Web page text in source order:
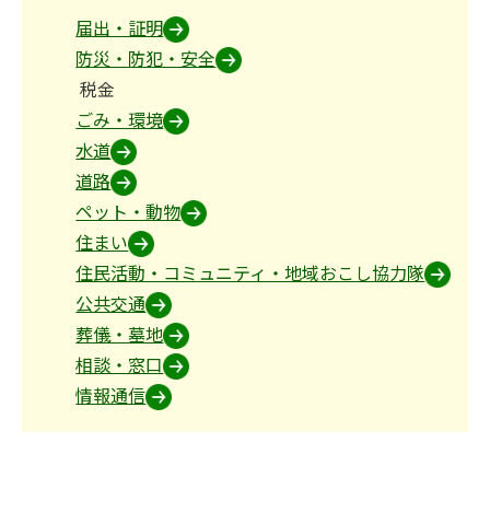
届出・証明
防災・防犯・安全
税金
ごみ・環境
水道
道路
ペット・動物
住まい
住民活動・コミュニティ・地域おこし協力隊
公共交通
葬儀・墓地
相談・窓口
情報通信